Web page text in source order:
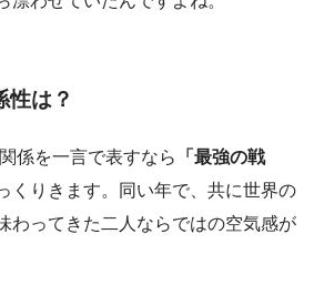
性は？
係を一言で表すなら
「最強の戦
くりきます。同い年で、共に世界の
わってきた二人ならではの空気感が